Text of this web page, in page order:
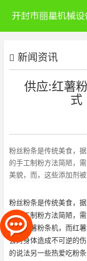
新闻资讯
供应:红薯
式
粉丝粉条是传统美食，
的手工制粉方法简陋，
美貌，而，这些添加剂
粉丝粉条是传统美食，
的手工制粉方法简陋，
美貌红薯粉条机，而红
会对身体造成不可逆的
的说法另一些热爱吃粉